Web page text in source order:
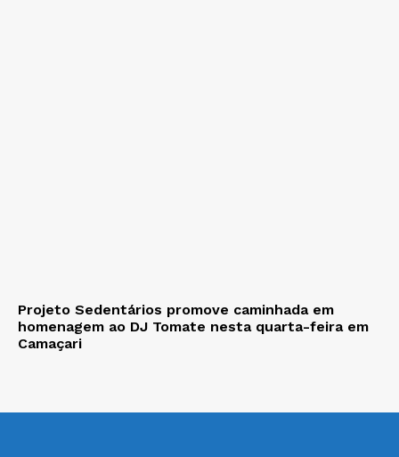
Projeto Sedentários promove caminhada em
homenagem ao DJ Tomate nesta quarta-feira em
Camaçari